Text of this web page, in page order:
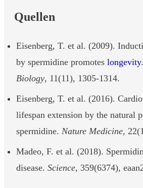
Quellen
Eisenberg, T. et al. (2009).
by spermidine promotes longevity.
Biology, 11(11), 1305-1314.
Eisenberg, T. et al. (2016).
lifespan extension by the natural
spermidine. Nature Medicine,
Madeo, F. et al. (2018).
disease. Science, 359(6374),